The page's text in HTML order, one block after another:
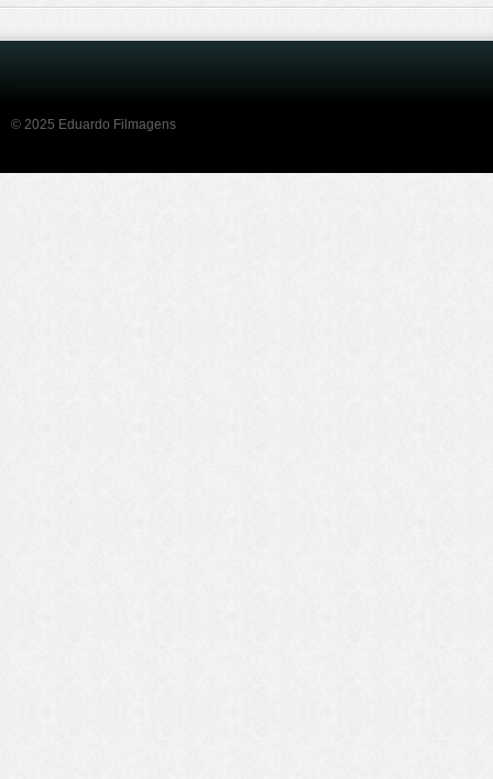
© 2025 Eduardo Filmagens